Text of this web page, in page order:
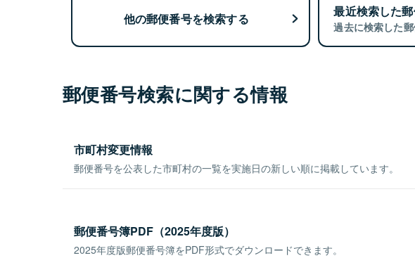
他の郵便番号を検索する 最近検索した
過去に検索した
郵便番号検索に関する情報
市町村変更情報
郵便番号を公表した市町村の一覧を実施日の新しい順に掲載しています。
郵便番号簿PDF（2025年度版）
2025年度版郵便番号簿をPDF形式でダウンロードできます。